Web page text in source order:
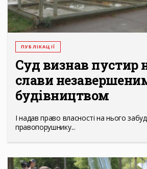
ПУБЛІКАЦІЇ
Суд визнав пустир
слави
будівництвом
І надав право власності на нього
правопорушнику...